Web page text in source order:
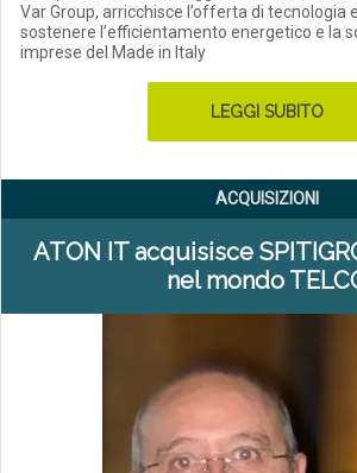
Var Group, arricchisce l’offerta di tecnologia
sostenere l’efficientamento energetico e la
imprese del Made in Italy
LEGGI SUBITO
ACQUISIZIONI
ATON IT acquisisce
nel mondo